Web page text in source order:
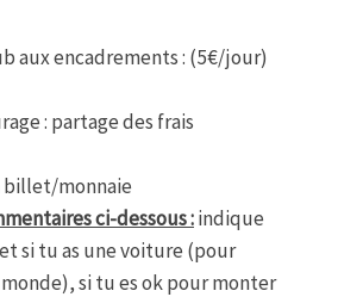
aux encadrements : (5€/jour)
: partage des frais
billet/monnaie
ci-dessous :indique
si tu as une voiture (pour
si tu es ok pour monter